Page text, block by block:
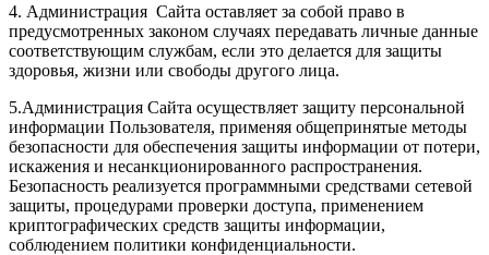
4. Администрация Сайта оставляет за собой право в
предусмотренных законом случаях передавать личные данные
соответствующим службам, если это делается для защиты
здоровья, жизни или свободы другого лица.
5.Администрация Сайта осуществляет защиту персональной
информации Пользователя, применяя общепринятые методы
безопасности для обеспечения защиты информации от потери,
искажения и несанкционированного распространения.
Безопасность реализуется программными средствами сетевой
защиты, процедурами проверки доступа, применением
криптографических средств защиты информации,
соблюдением политики конфиденциальности.